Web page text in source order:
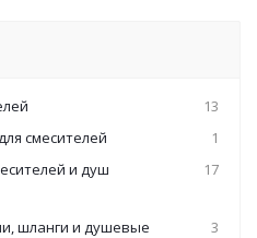
13
смесителей
1
и душ
17
шланги и душевые
3